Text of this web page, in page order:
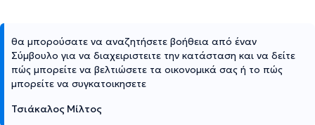
θα μπορούσατε να αναζητήσετε βοήθεια από έναν
Σύμβουλο για να διαχειριστειτε την κατάσταση και να δείτε
πώς μπορείτε να βελτιώσετε τα οικονομικά σας ή το πώς
μπορείτε να συγκατοικησετε
Τσιάκαλος Μίλτος